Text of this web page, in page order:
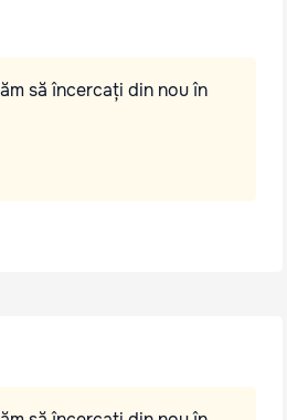
să încercați din nou în